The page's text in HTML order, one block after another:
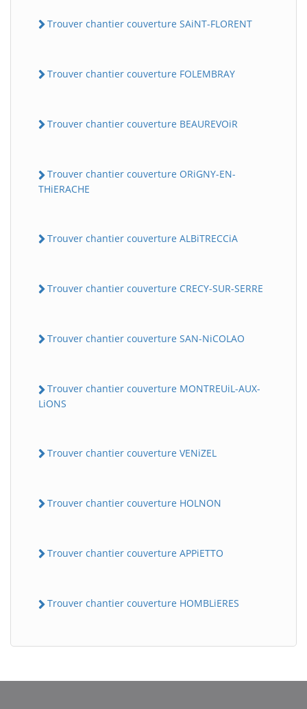
Trouver chantier couverture SAiNT-FLORENT
Trouver chantier couverture FOLEMBRAY
Trouver chantier couverture BEAUREVOiR
Trouver chantier couverture ORiGNY-EN-
THiERACHE
Trouver chantier couverture ALBiTRECCiA
Trouver chantier couverture CRECY-SUR-SERRE
Trouver chantier couverture SAN-NiCOLAO
Trouver chantier couverture MONTREUiL-AUX-
LiONS
Trouver chantier couverture VENiZEL
Trouver chantier couverture HOLNON
Trouver chantier couverture APPiETTO
Trouver chantier couverture HOMBLiERES
BatiWebPro